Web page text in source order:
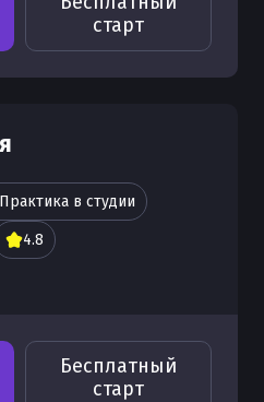
старт
Практика в студии
4.8
Бесплатный
старт